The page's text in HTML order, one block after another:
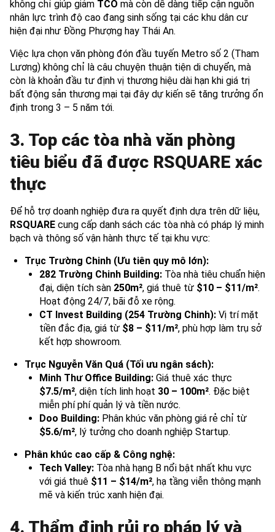
không chỉ giúp giảm TCO mà còn dễ dàng tiếp cận nguồn
nhân lực trình độ cao đang sinh sống tại các khu dân cư
hiện đại như Đồng Phượng hay Thái An.
Việc lựa chọn văn phòng đón đầu tuyến Metro số 2 (Tham
Lương) không chỉ là câu chuyện thuận tiện di chuyển, mà
còn là khoản đầu tư định vị thương hiệu dài hạn khi giá trị
bất động sản thương mại tại đây dự kiến sẽ tăng trưởng ổn
định trong 3 – 5 năm tới.
3. Top các tòa nhà văn phòng
tiêu biểu đã được RSQUARE xác
thực
Để hỗ trợ doanh nghiệp đưa ra quyết định dựa trên dữ liệu,
RSQUARE cung cấp danh sách các tòa nhà có pháp lý minh
bạch và thông số vận hành thực tế tại khu vực:
Trục Trường Chinh (Ưu tiên quy mô lớn):
282 Trường Chinh Building: Tòa nhà tiêu chuẩn hiện
đại, diện tích sàn 250m², giá thuê từ $10 – $11/m².
Hoạt động 24/7, bãi đỗ xe rộng.
CT Invest Building (254 Trường Chinh): Vị trí mặt
tiền đắc địa, giá từ $8 – $11/m², phù hợp làm trụ sở
kết hợp showroom.
Trục Nguyễn Văn Quá (Tối ưu ngân sách):
Minh Thư Office Building: Giá thuê xác thực
$7.5/m², diện tích linh hoạt 30 – 100m². Đặc biệt
miễn phí phí quản lý và tiền nước.
Doo Building: Phân khúc văn phòng giá rẻ chỉ từ
$5.6/m², lý tưởng cho doanh nghiệp Startup.
Phân khúc cao cấp & Công nghệ:
Tech Valley: Tòa nhà hạng B nổi bật nhất khu vực
với giá thuê $11 – $14/m², hạ tầng viễn thông mạnh
mẽ và kiến trúc xanh hiện đại.
4. Thẩm định rủi ro pháp lý và